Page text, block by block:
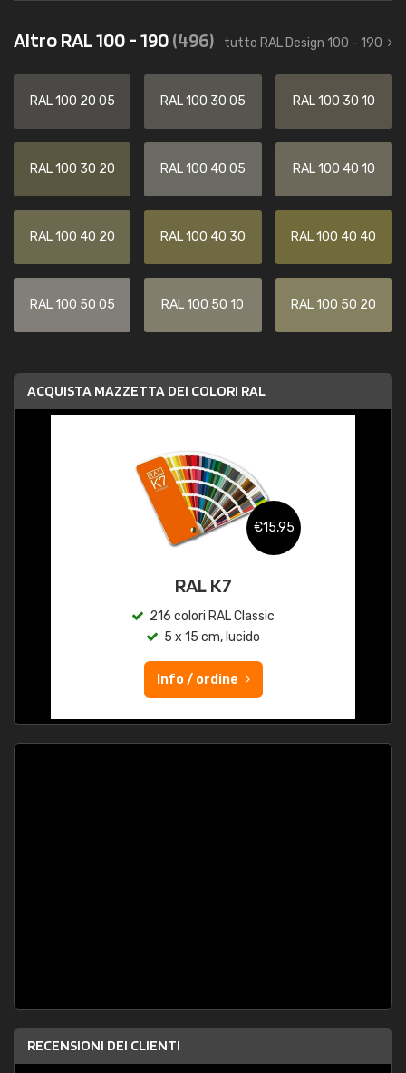
Altro RAL 100 - 190(496) tutto RAL Design 100 - 190
RAL 100 20 05 RAL 100 30 05 RAL 100 30 10
RAL 100 30 20 RAL 100 40 05 RAL 100 40 10
RAL 100 40 20 RAL 100 40 30 RAL 100 40 40
RAL 100 50 05 RAL 100 50 10 RAL 100 50 20
ACQUISTA MAZZETTA DEI COLORI RAL
€15,95
RAL K7
216 colori RAL Classic
5 x 15 cm, lucido
Info / ordine
RECENSIONI DEI CLIENTI